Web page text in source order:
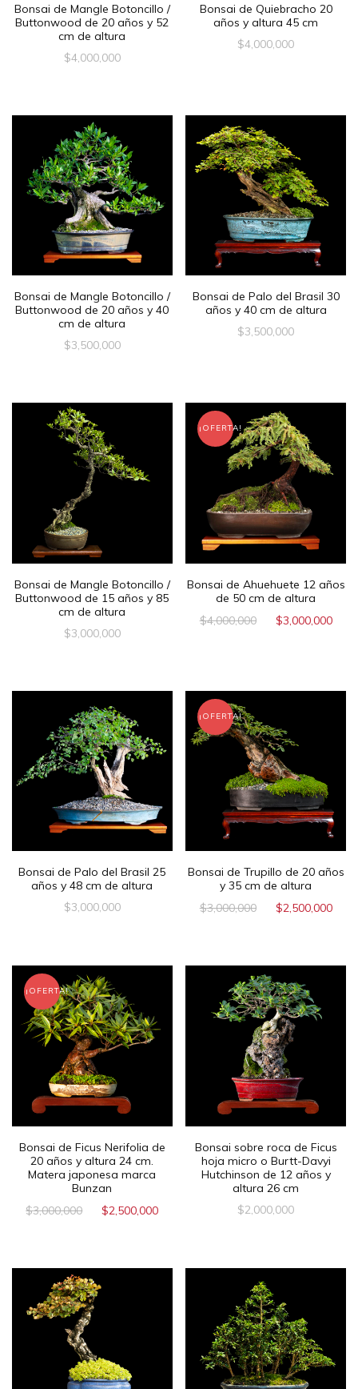
Bonsai de Mangle Botoncillo /
Buttonwood de 20 años y 52
cm de altura
$4,000,000
Bonsai de Quiebracho 20
años y altura 45 cm
$4,000,000
Bonsai de Mangle Botoncillo /
Buttonwood de 20 años y 40
cm de altura
$3,500,000
Bonsai de Palo del Brasil 30
años y 40 cm de altura
$3,500,000
Bonsai de Mangle Botoncillo /
Buttonwood de 15 años y 85
cm de altura
$3,000,000
¡OFERTA!
Bonsai de Ahuehuete 12 años
de 50 cm de altura
$4,000,000 $3,000,000
Bonsai de Palo del Brasil 25
años y 48 cm de altura
$3,000,000
¡OFERTA!
Bonsai de Trupillo de 20 años
y 35 cm de altura
$3,000,000 $2,500,000
¡OFERTA!
Bonsai de Ficus Nerifolia de
20 años y altura 24 cm.
Matera japonesa marca
Bunzan
$3,000,000 $2,500,000
Bonsai sobre roca de Ficus
hoja micro o Burtt-Davyi
Hutchinson de 12 años y
altura 26 cm
$2,000,000